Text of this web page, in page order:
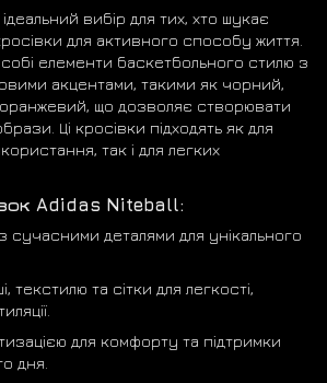
вибір для тих, хто шукає
для активного способу життя.
елементи баскетбольного стилю з
акцентами, такими як чорний,
що дозволяє створювати
Ці кросівки підходять як для
так і для легких
Adidas Niteball:
сучасними деталями для унікального
текстилю та сітки для легкості,
для комфорту та підтримки
дня.